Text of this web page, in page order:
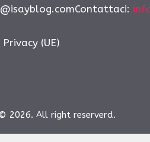
(UE)
2026. All right reserverd.